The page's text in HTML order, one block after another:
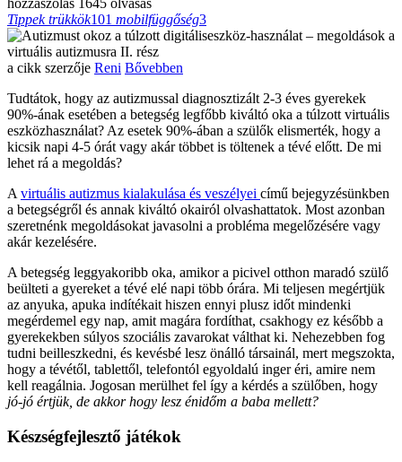
Tippek trükkök101 mobilfüggőség3
a cikk szerzője Reni Bővebben
Tudtátok, hogy az autizmussal diagnosztizált 2-3 éves gyerekek
90%-ának esetében a betegség legfőbb kiváltó oka a túlzott virtuális
eszközhasználat? Az esetek 90%-ában a szülők elismerték, hogy a
kicsik napi 4-5 órát vagy akár többet is töltenek a tévé előtt. De mi
lehet rá a megoldás?
A virtuális autizmus kialakulása és veszélyei című bejegyzésünkben
a betegségről és annak kiváltó okairól olvashattatok. Most azonban
szeretnénk megoldásokat javasolni a probléma megelőzésére vagy
akár kezelésére.
A betegség leggyakoribb oka, amikor a picivel otthon maradó szülő
beülteti a gyereket a tévé elé napi több órára. Mi teljesen megértjük
az anyuka, apuka indítékait hiszen ennyi plusz időt mindenki
megérdemel egy nap, amit magára fordíthat, csakhogy ez később a
gyerekekben súlyos szociális zavarokat válthat ki. Nehezebben fog
tudni beilleszkedni, és kevésbé lesz önálló társainál, mert megszokta,
hogy a tévétől, tablettől, telefontól egyoldalú inger éri, amire nem
kell reagálnia. Jogosan merülhet fel így a kérdés a szülőben, hogy
jó-jó értjük, de akkor hogy lesz énidőm a baba mellett?
Készségfejlesztő játékok